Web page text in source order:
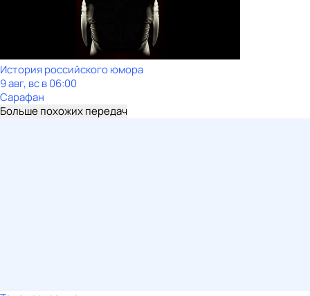
История российского юмора
9 авг, вс в 06:00
Сарафан
Больше похожих передач